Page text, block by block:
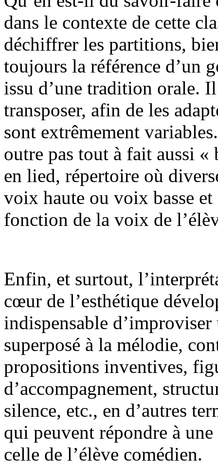
dans le contexte de cette
déchiffrer les partitions,
toujours la référence d’un
issu d’une tradition orale.
transposer, afin de les
sont extrêmement
outre pas tout à fait aussi «
en lied, répertoire où
voix haute ou voix basse
fonction de la voix de
Enfin, et surtout,
cœur de l’esthétique
indispensable
superposé à la mélodie,
propositions inventives,
d’accompagnement,
silence, etc., en d’autres
qui peuvent répondre à
celle de l’élève comédien.